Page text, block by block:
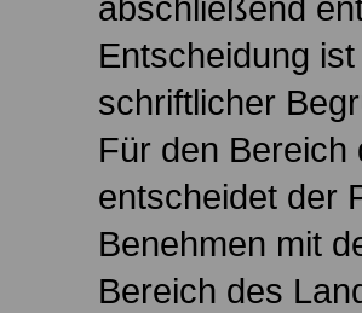
abschließend
Entscheidung
schriftlicher
Für den Bereich
entscheidet der
Benehmen mit
Bereich des